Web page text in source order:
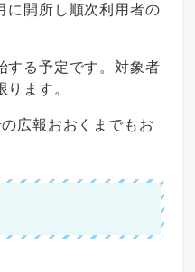
に開所し順次利用者の
する予定です。対象者
ます。
広報おおくまでもお